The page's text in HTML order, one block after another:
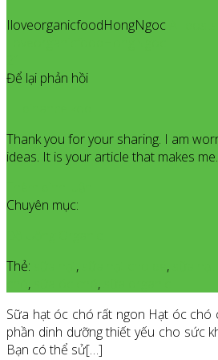
IloveorganicfoodHongNgoc
Để lại phản hồi
Thank you for your sharing. I am
ideas. It is your article that makes
Chuyên mục:
Thẻ:
, ,
, ,
Sữa hạt óc chó rất ngon Hạt óc
phần dinh dưỡng thiết yếu cho sức
Bạn có thể sử[…]